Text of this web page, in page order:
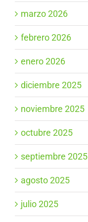
marzo 2026
febrero 2026
enero 2026
diciembre 2025
noviembre 2025
octubre 2025
septiembre 2025
agosto 2025
julio 2025